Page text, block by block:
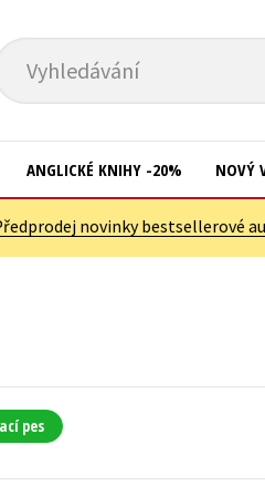
Vyhledávání
ANGLICKÉ KNIHY -20% NOVÝ
novinky bestsellerové
pes